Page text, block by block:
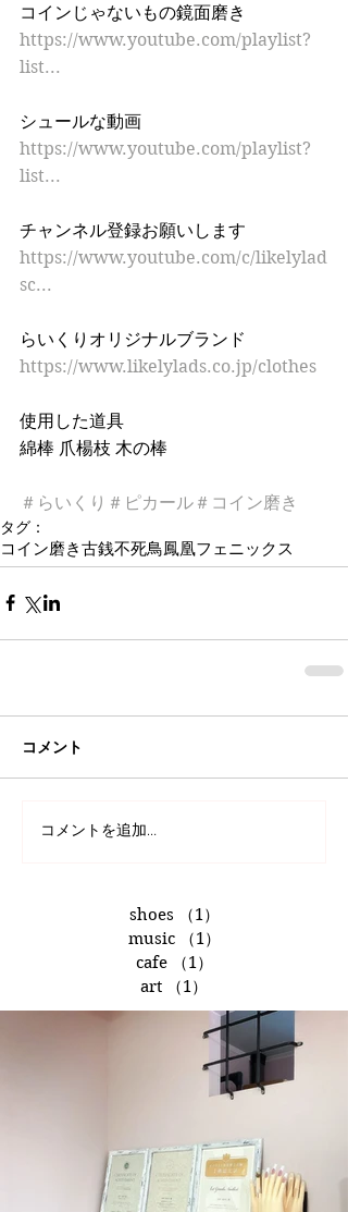
コインじゃないもの鏡面磨き
https://www.youtube.com/playlist?
list...
シュールな動画
https://www.youtube.com/playlist?
list...
チャンネル登録お願いします
https://www.youtube.com/c/likelylad
sc...
らいくりオリジナルブランド
https://www.likelylads.co.jp/clothes
使用した道具
綿棒 爪楊枝 木の棒
＃らいくり ＃ピカール ＃コイン磨き
タグ：
コイン磨き古銭不死鳥鳳凰フェニックス
コメント
コメントを追加…
shoes （1）
music
（1）
cafe
（1）
art
（1）